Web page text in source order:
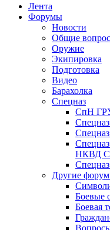
Лента
Форумы
Новости
Общие
Оружие
Экипировка
Подготовка
Видео
Барахолка
Спецназ
СпН
НКВД
Другие
Боевые
Боевая